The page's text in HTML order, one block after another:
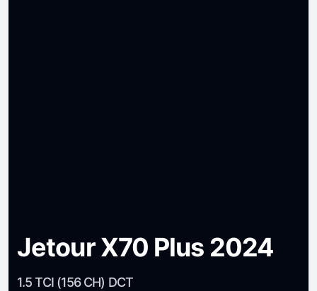
Jetour X70 Plus 2024
1.5 TCI (156 CH) DCT